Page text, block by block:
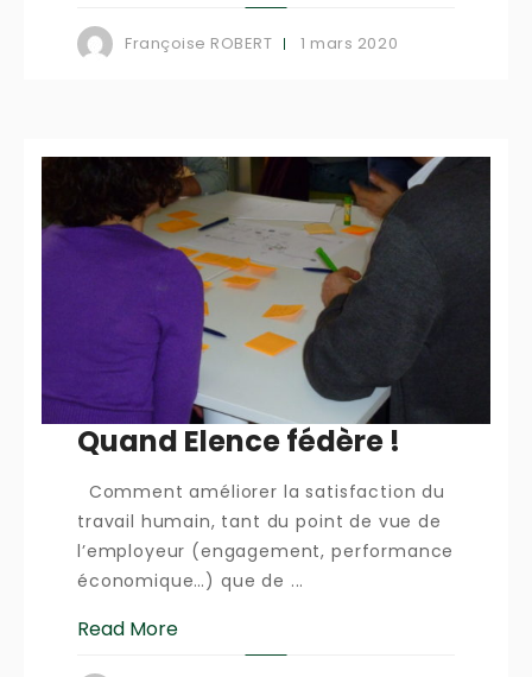
Françoise ROBERT 1 mars 2020
Quand Elence fédère !
Comment améliorer la satisfaction du
travail humain, tant du point de vue de
l’employeur (engagement, performance
économique…) que de ...
Read More